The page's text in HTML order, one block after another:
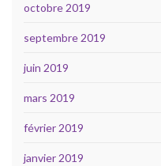
octobre 2019
septembre 2019
juin 2019
mars 2019
février 2019
janvier 2019